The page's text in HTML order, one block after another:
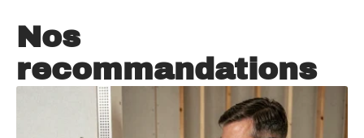
Nos
recommandations